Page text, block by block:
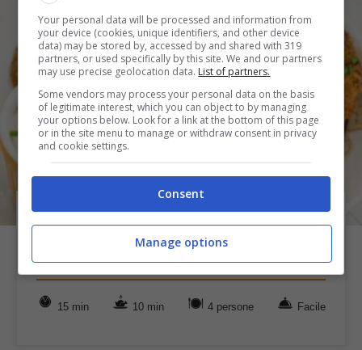
Con i pomodori fritti il contorno è sempre
protagonista: pochi minuti per un’opera
d’arte
15 min 10 min 4 persone Facile
Your personal data will be processed and information from
your device (cookies, unique identifiers, and other device
data) may be stored by, accessed by and shared with 319
partners, or used specifically by this site. We and our partners
may use precise geolocation data. List of partners.
Some vendors may process your personal data on the basis
of legitimate interest, which you can object to by managing
your options below. Look for a link at the bottom of this page
or in the site menu to manage or withdraw consent in privacy
and cookie settings.
Consent
Manage options